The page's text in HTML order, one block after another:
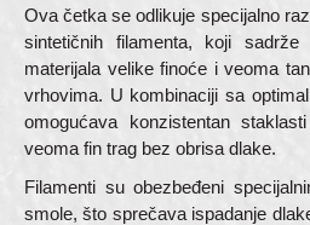
Ova četka se odlikuje specijalno
sintetičnih filamenta, koji sadrže
materijala velike finoće i veoma
vrhovima. U kombinaciji sa
omogućava konzistentan
veoma fin trag bez obrisa dlake.
Filamenti su obezbeđeni
smole, što sprečava ispadanje